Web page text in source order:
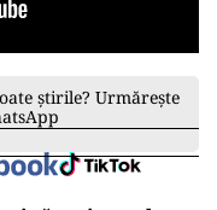
știrile? Urmărește